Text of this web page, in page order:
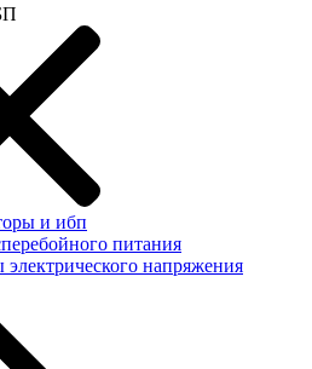
и ибп
питания
электрического напряжения